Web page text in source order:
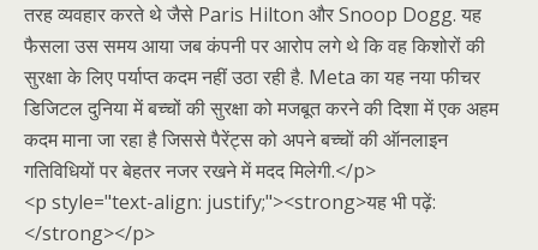
तरह व्यवहार करते थे जैसे Paris Hilton और Snoop Dogg. यह
फैसला उस समय आया जब कंपनी पर आरोप लगे थे कि वह किशोरों की
सुरक्षा के लिए पर्याप्त कदम नहीं उठा रही है. Meta का यह नया फीचर
डिजिटल दुनिया में बच्चों की सुरक्षा को मजबूत करने की दिशा में एक अहम
कदम माना जा रहा है जिससे पैरेंट्स को अपने बच्चों की ऑनलाइन
गतिविधियों पर बेहतर नजर रखने में मदद मिलेगी.</p>
<p style="text-align: justify;"><strong>यह भी पढ़ें:
</strong></p>